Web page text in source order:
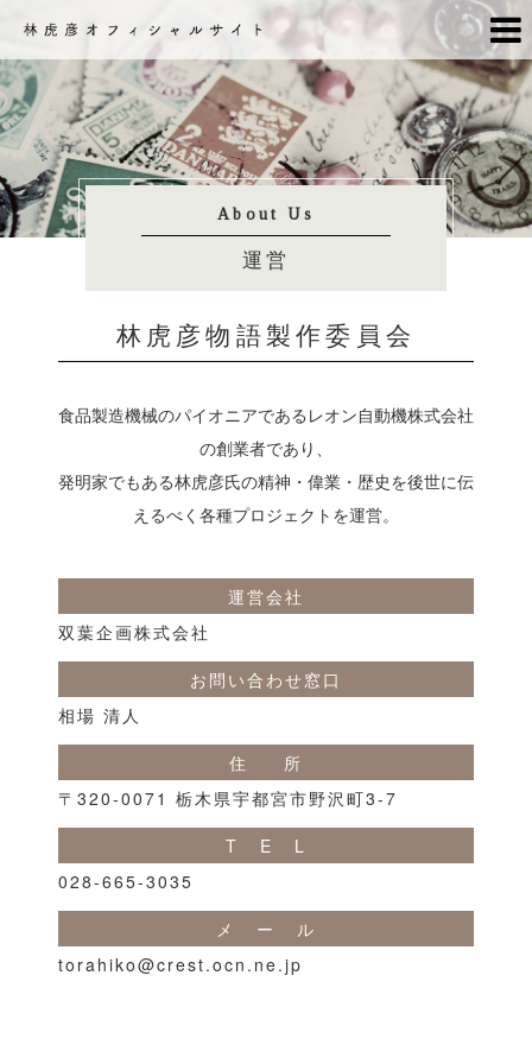
About Us
運営
林虎彦物語製作委員会
食品製造機械のパイオニアであるレオン自動機株式会社
の創業者であり、
発明家でもある林虎彦氏の精神・偉業・歴史を後世に伝
えるべく各種プロジェクトを運営。
運営会社
双葉企画株式会社
お問い合わせ窓口
相場 清人
住 所
〒320-0071 栃木県宇都宮市野沢町3-7
T E L
028-665-3035
メ ー ル
torahiko@crest.ocn.ne.jp